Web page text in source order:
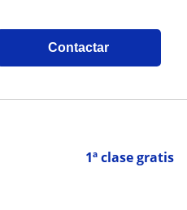
Contactar
1ª clase gratis